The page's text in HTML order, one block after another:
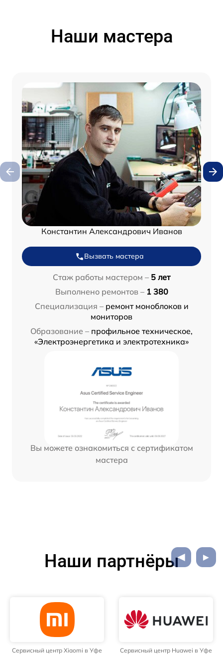
Наши мастера
Константин Александрович Иванов
Вызвать мастера
Стаж работы мастером – 5 лет
Выполнено ремонтов – 1 380
Специализация – ремонт моноблоков и
мониторов
Образование – профильное техническое,
«Электроэнергетика и электротехника»
Вы можете ознакомиться с сертификатом
мастера
Наши партнёры
Xiaomi в Уфе Сервисный центр Huawei в Уфе
Сервисный